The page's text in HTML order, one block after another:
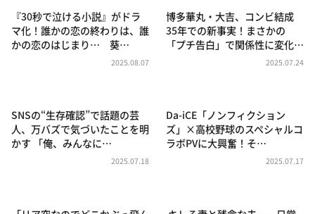
朝だ！生です旅サラダ
教えて！ニュースライブ 正義のミカタ
ポツンと一軒家
ザキ山小屋本館
『30秒で泣ける小説』がドラ
マ化！誰かの恋の終わりは、誰
かの恋のはじまり… 葵…
2025.08.07
博多華丸・大吉、コンビ結成
35年での新事実！まさかの
「プチ告白」で関係性に変化…
2025.07.24
SNSの“生存確認”で話題の芸
人、万バズで気づいたことを明
かす 「俺、みんなに…
2025.07.18
Da-iCE「ノンフィクション
ズ」×高校野球のスペシャルコ
ラボPVに大興奮！そ…
2025.07.17